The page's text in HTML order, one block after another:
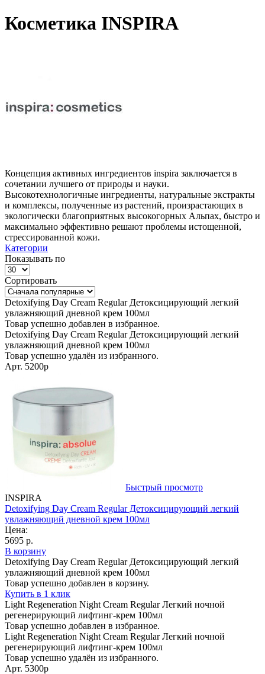
Косметика INSPIRA
Концепция активных ингредиентов inspira заключается в
сочетании лучшего от природы и науки.
Высокотехнологичные ингредиенты, натуральные экстракты
и комплексы, полученные из растений, произрастающих в
экологически благоприятных высокогорных Альпах, быстро и
максимально эффективно решают проблемы истощенной,
стрессированной кожи.
Категории
Показывать по
Сортировать
Detoxifying Day Cream Regular Детоксицирующий легкий
увлажняющий дневной крем 100мл
Товар успешно добавлен в избранное.
Detoxifying Day Cream Regular Детоксицирующий легкий
увлажняющий дневной крем 100мл
Товар успешно удалён из избранного.
Арт. 5200p
Быстрый просмотр
INSPIRA
Detoxifying Day Cream Regular Детоксицирующий легкий
увлажняющий дневной крем 100мл
Цена:
5695 р.
В корзину
Detoxifying Day Cream Regular Детоксицирующий легкий
увлажняющий дневной крем 100мл
Товар успешно добавлен в корзину.
Купить в 1 клик
Light Regeneration Night Cream Regular Легкий ночной
регенерирующий лифтинг-крем 100мл
Товар успешно добавлен в избранное.
Light Regeneration Night Cream Regular Легкий ночной
регенерирующий лифтинг-крем 100мл
Товар успешно удалён из избранного.
Арт. 5300p